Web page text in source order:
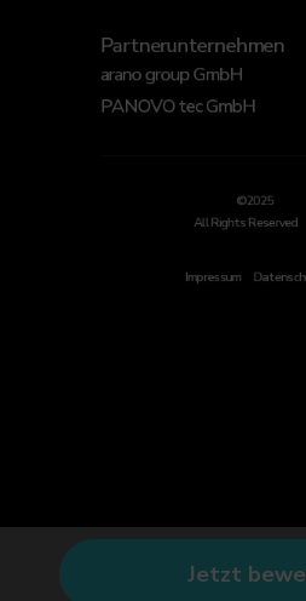
Jetzt
Partnerunternehmen
arano group GmbH
PANOVO tec GmbH
©2025
All Rights Reserved
Impressum